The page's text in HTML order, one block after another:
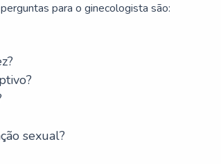
para o ginecologista são:
sexual?